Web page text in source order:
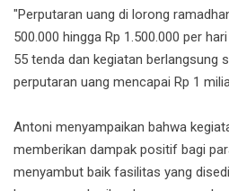
"Perputaran uang di lorong
500.000 hingga Rp 1.500.000 per
55 tenda dan kegiatan berlangsung
perputaran uang mencapai Rp 1
Antoni menyampaikan bahwa
memberikan dampak positif bagi
menyambut baik fasilitas yang